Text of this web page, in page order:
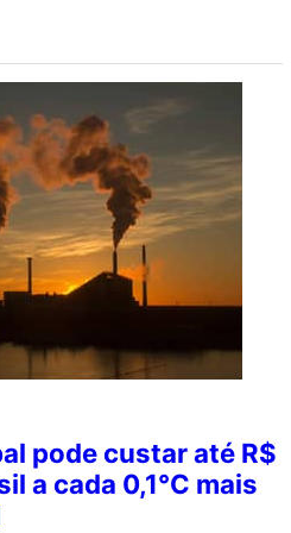
pode custar até R$
a cada 0,1°C mais